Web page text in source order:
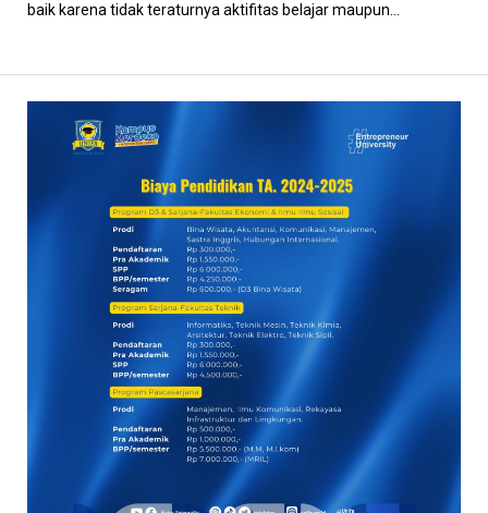
baik karena tidak teraturnya aktifitas belajar maupun...